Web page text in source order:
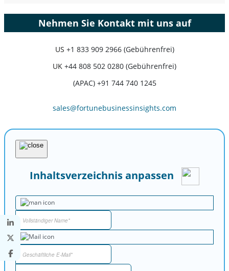
Nehmen Sie Kontakt mit uns auf
US +1 833 909 2966 (Gebührenfrei)
UK +44 808 502 0280 (Gebührenfrei)
(APAC) +91 744 740 1245
sales@fortunebusinessinsights.com
Inhaltsverzeichnis anpassen